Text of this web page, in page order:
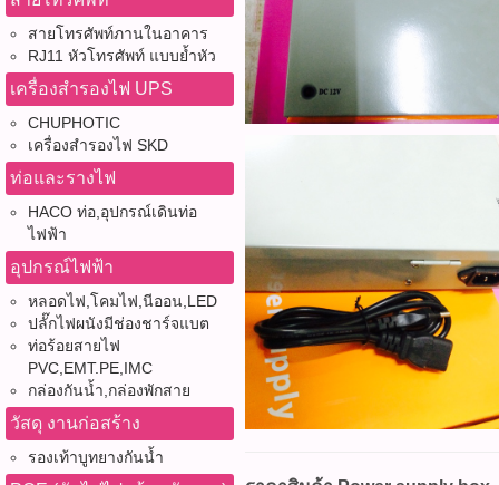
สายโทรศัพท์ภานในอาคาร
RJ11 หัวโทรศัพท์ แบบย้ำหัว
เครื่องสำรองไฟ UPS
CHUPHOTIC
เครื่องสำรองไฟ SKD
ท่อและรางไฟ
HACO ท่อ,อุปกรณ์เดินท่อ
ไฟฟ้า
อุปกรณ์ไฟฟ้า
หลอดไฟ,โคมไฟ,นีออน,LED
ปลั๊กไฟผนังมีช่องชาร์จแบต
ท่อร้อยสายไฟ
PVC,EMT.PE,IMC
กล่องกันน้ำ,กล่องพักสาย
วัสดุ งานก่อสร้าง
รองเท้าบูทยางกันน้ำ